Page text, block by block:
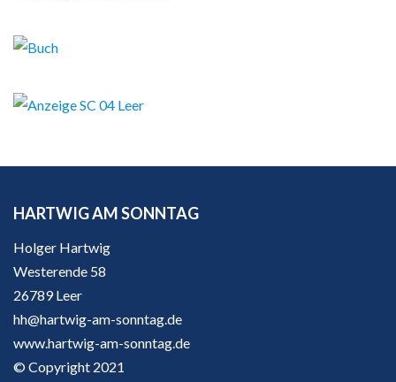
HARTWIG AM SONNTAG
Holger Hartwig
Westerende 58
26789 Leer
hh@hartwig-am-sonntag.de
www.hartwig-am-sonntag.de
© Copyright 2021